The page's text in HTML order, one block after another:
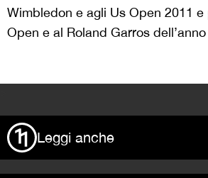
Wimbledon e agli Us Open 2011
Open e al Roland Garros
Leggi anche